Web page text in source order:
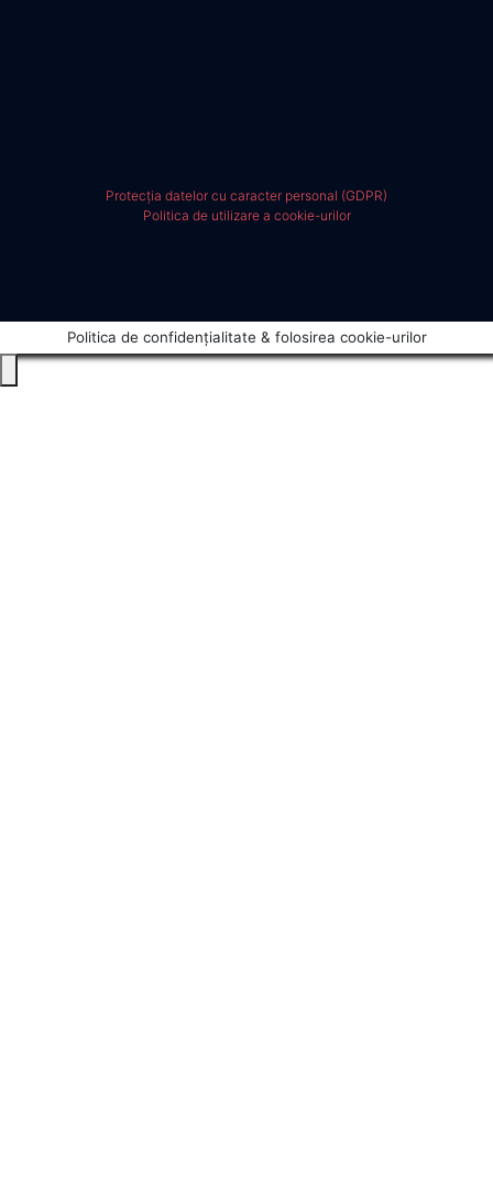
Protecția datelor cu caracter personal (GDPR)
Politica de utilizare a cookie-urilor
Politica de confidențialitate & folosirea cookie-urilor